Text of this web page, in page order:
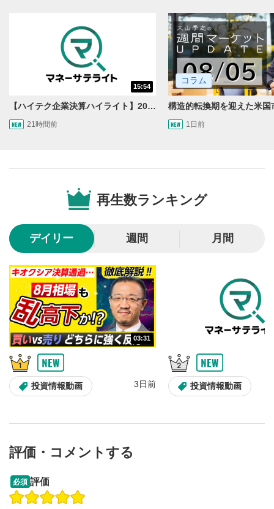
動画を再生または一時停止します。
10秒戻し/10秒送り
10秒、動画を巻き戻し/早送りします。
再生位置を示しています。再生したい位置をクリック
するとその位置から動画が再生されます。
スライダーを上下すると音量が調整できます。
8
全画面表示
動画が全画面で表示されます。再度クリックすると元
のサイズに戻ります。
15:54
【ハイテク企業決算ハイライト】2027年分のメモリに売切れ報道!?＜米国マーケットダイジェスト8/5号＞
21時間前
コラム
1日前
再生数ランキング
デイリー 週間 月間
03:31
投資情報動画 3日前 投資情報動画
操作説明動画
評価・コメントする
必須 評価